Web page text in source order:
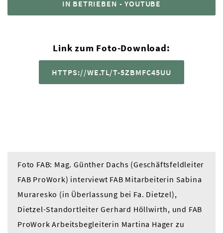
IN BETRIEBEN - YOUTUBE
Link zum Foto-Download:
HTTPS://WE.TL/T-5ZBMFC45UU
Foto FAB: Mag. Günther Dachs (Geschäftsfeldleiter
FAB ProWork) interviewt FAB Mitarbeiterin Sabina
Muraresko (in Überlassung bei Fa. Dietzel),
Dietzel-Standortleiter Gerhard Höllwirth, und FAB
ProWork Arbeitsbegleiterin Martina Hager zu